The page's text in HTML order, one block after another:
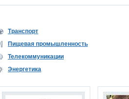
Транспорт
Пищевая промышленность
Телекоммуникации
Энергетика